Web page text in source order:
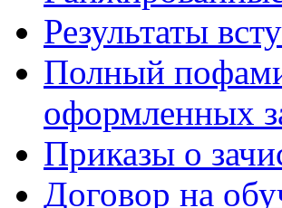
Результаты
Полный
оформленных
Приказы о
Договор на